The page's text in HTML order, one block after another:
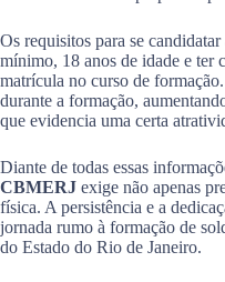
Os requisitos para se
mínimo, 18 anos de idade e ter
matrícula no curso de
durante a formação,
que evidencia uma certa
Diante de todas essas
CBMERJ exige não apenas
física. A persistência e a
jornada rumo à formação de
do Estado do Rio de Janeiro.